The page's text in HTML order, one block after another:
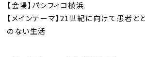
【会場】パシフィコ横浜
【メインテーマ】21世紀に向けて患者
のない生活